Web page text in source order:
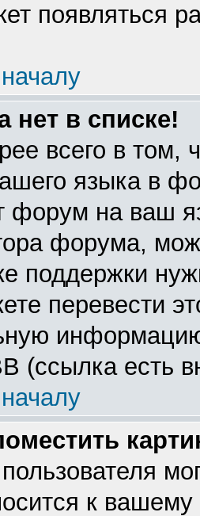
появляться
нет в списке!
всего в том,
языка в
форум на ваш
форума,
поддержки
перевести
(ссылка есть
к